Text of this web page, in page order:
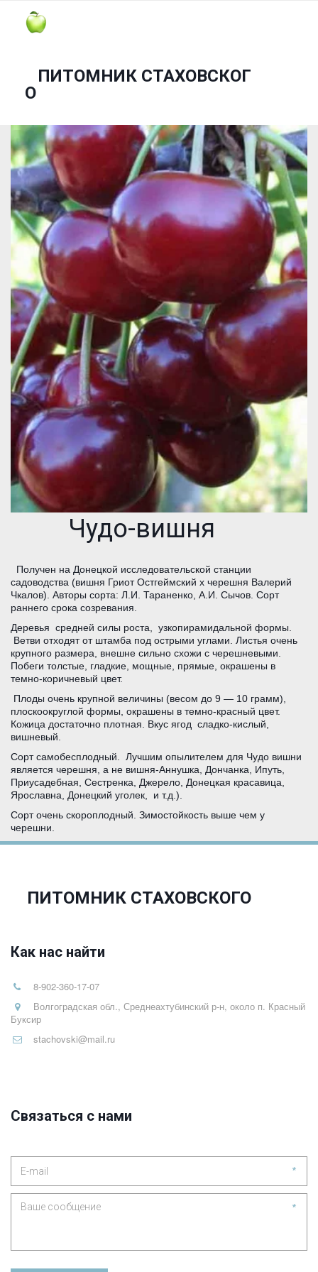
ПИТОМНИК СТАХОВСКОГ
О
Чудо-вишня
Получен на Донецкой исследовательской станции
садоводства (вишня Гриот Остгеймский x черешня Валерий
Чкалов). Авторы сорта: Л.И. Тараненко, А.И. Сычов. Сорт
раннего срока созревания.
Деревья средней силы роста, узкопирамидальной формы.
Ветви отходят от штамба под острыми углами. Листья очень
крупного размера, внешне сильно схожи с черешневыми.
Побеги толстые, гладкие, мощные, прямые, окрашены в
темно-коричневый цвет.
Плоды очень крупной величины (весом до 9 — 10 грамм),
плоскоокруглой формы, окрашены в темно-красный цвет.
Кожица достаточно плотная. Вкус ягод сладко-кислый,
вишневый.
Сорт самобесплодный. Лучшим опылителем для Чудо вишни
является черешня, а не вишня-Аннушка, Дончанка, Ипуть,
Приусадебная, Сестренка, Джерело, Донецкая красавица,
Ярославна, Донецкий уголек, и т.д.).
Сорт очень скороплодный. Зимостойкость выше чем у
черешни.
ПИТОМНИК СТАХОВСКОГО
Как нас найти
8-902-360-17-07
Волгоградская обл., Среднеахтубинский р-н, около п. Красный
Буксир
stachovski@mail.ru
Связаться с нами
*
*